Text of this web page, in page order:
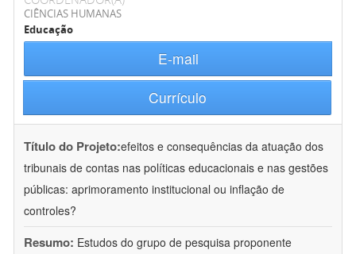
CIÊNCIAS HUMANAS
Educação
E-mail
Currículo
Título do Projeto:efeitos e consequências da atuação dos
tribunais de contas nas políticas educacionais e nas gestões
públicas: aprimoramento institucional ou inflação de
controles?
Resumo: Estudos do grupo de pesquisa proponente